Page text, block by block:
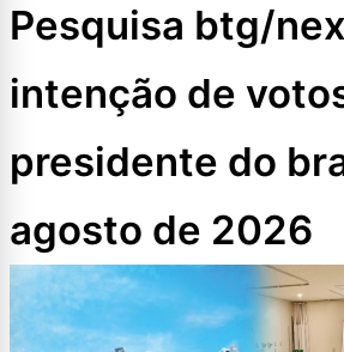
Pesquisa btg/
intenção de
presidente do
agosto de 2026